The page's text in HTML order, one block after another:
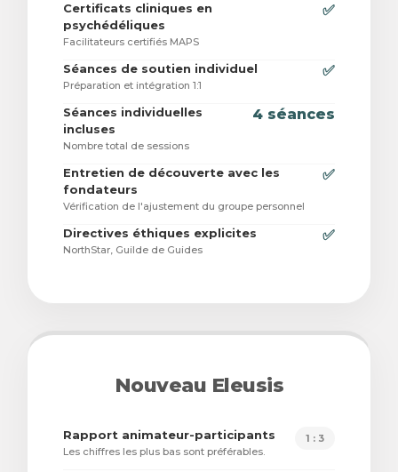
Certificats cliniques en
psychédéliques
Facilitateurs certifiés MAPS
✅
Séances de soutien individuel
Préparation et intégration 1:1
✅
Séances individuelles
incluses
Nombre total de sessions
4 séances
Entretien de découverte avec les
fondateurs
Vérification de l'ajustement du groupe personnel
✅
Directives éthiques explicites
NorthStar, Guilde de Guides
✅
Nouveau Eleusis
Rapport animateur-participants
Les chiffres les plus bas sont préférables.
1 : 3